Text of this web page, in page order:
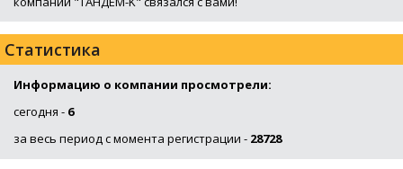
Статистика
Информацию о компании просмотрели:
сегодня - 6
за весь период с момента регистрации - 28728